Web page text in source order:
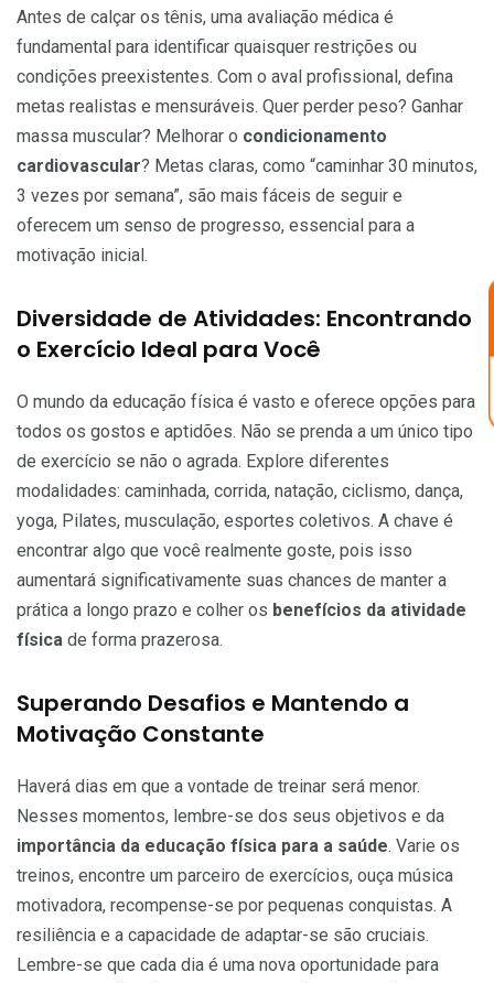
Antes de calçar os tênis, uma avaliação médica é
fundamental para identificar quaisquer restrições ou
condições preexistentes. Com o aval profissional, defina
metas realistas e mensuráveis. Quer perder peso? Ganhar
massa muscular? Melhorar o condicionamento
cardiovascular? Metas claras, como “caminhar 30 minutos,
3 vezes por semana”, são mais fáceis de seguir e
oferecem um senso de progresso, essencial para a
motivação inicial.
Diversidade de Atividades: Encontrando
o Exercício Ideal para Você
O mundo da educação física é vasto e oferece opções para
todos os gostos e aptidões. Não se prenda a um único tipo
de exercício se não o agrada. Explore diferentes
modalidades: caminhada, corrida, natação, ciclismo, dança,
yoga, Pilates, musculação, esportes coletivos. A chave é
encontrar algo que você realmente goste, pois isso
aumentará significativamente suas chances de manter a
prática a longo prazo e colher os benefícios da atividade
física de forma prazerosa.
Superando Desafios e Mantendo a
Motivação Constante
Haverá dias em que a vontade de treinar será menor.
Nesses momentos, lembre-se dos seus objetivos e da
importância da educação física para a saúde. Varie os
treinos, encontre um parceiro de exercícios, ouça música
motivadora, recompense-se por pequenas conquistas. A
resiliência e a capacidade de adaptar-se são cruciais.
Lembre-se que cada dia é uma nova oportunidade para